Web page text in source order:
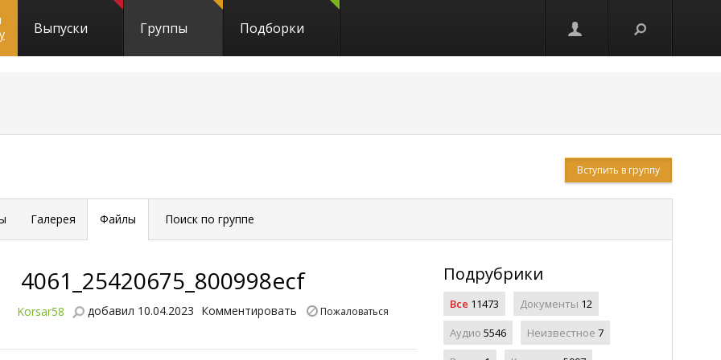
Выпуски Группы Подборки
Вступить в группу
Галерея Файлы Поиск по группе
4061_25420675_800998ecf
Korsar58 добавил 10.04.2023 Комментировать Пожаловаться
Подрубрики
Все 11473 Документы 12
Аудио 5546 Неизвестное 7